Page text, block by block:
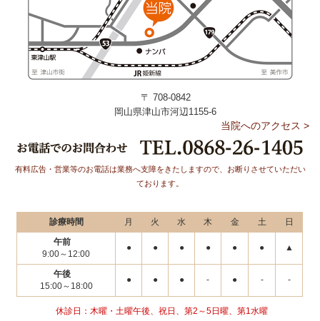
〒 708-0842
岡山県津山市河辺1155-6
当院へのアクセス >
有料広告・営業等のお電話は業務へ支障をきたしますので、
お断りさせていただい
ております。
診療時間 月 火 水 木 金 土
日
午前
9:00～12:00
● ● ● ● ● ● ▲
午後
15:00～18:00
● ● ● - ● - -
休診日：木曜・土曜午後、祝日、第2～5日曜、第1水曜